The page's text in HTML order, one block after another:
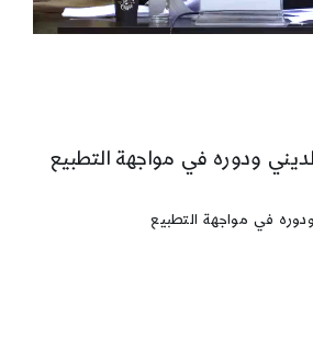
ودوره في مواجهة التطبيع
ودوره في مواجهة التطبيع